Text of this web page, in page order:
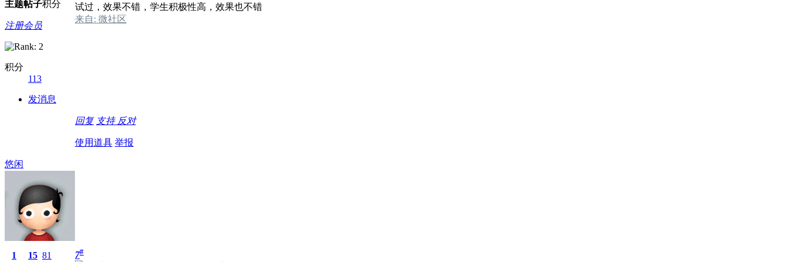
主题帖子积分
注册会员
积分
113
发消息
试过，效果不错，学生积极性高，效果也不错
来自: 微社区
回复 支持 反对
使用道具 举报
悠闲
1 15 81 7#